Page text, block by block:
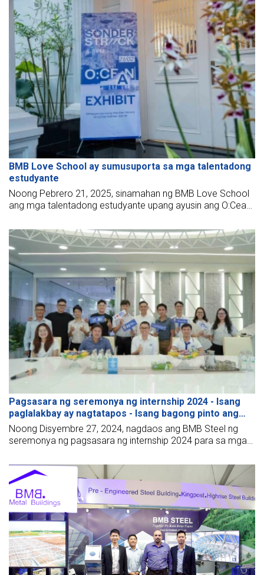
BMB Love School ay sumusuporta sa mga talentadong
estudyante
Noong Pebrero 21, 2025, sinamahan ng BMB Love School
ang mga talentadong estudyante upang ayusin ang O:Cean
Pagsasara ng seremonya ng internship 2024 - Isang
paglalakbay ay nagtatapos - Isang bagong pinto ang
bumubukas
Noong Disyembre 27, 2024, nagdaos ang BMB Steel ng
seremonya ng pagsasara ng internship 2024 para sa mga
pusong mga salitang pasasalamat sa seremonya kasama
ang kanilang mga guro.